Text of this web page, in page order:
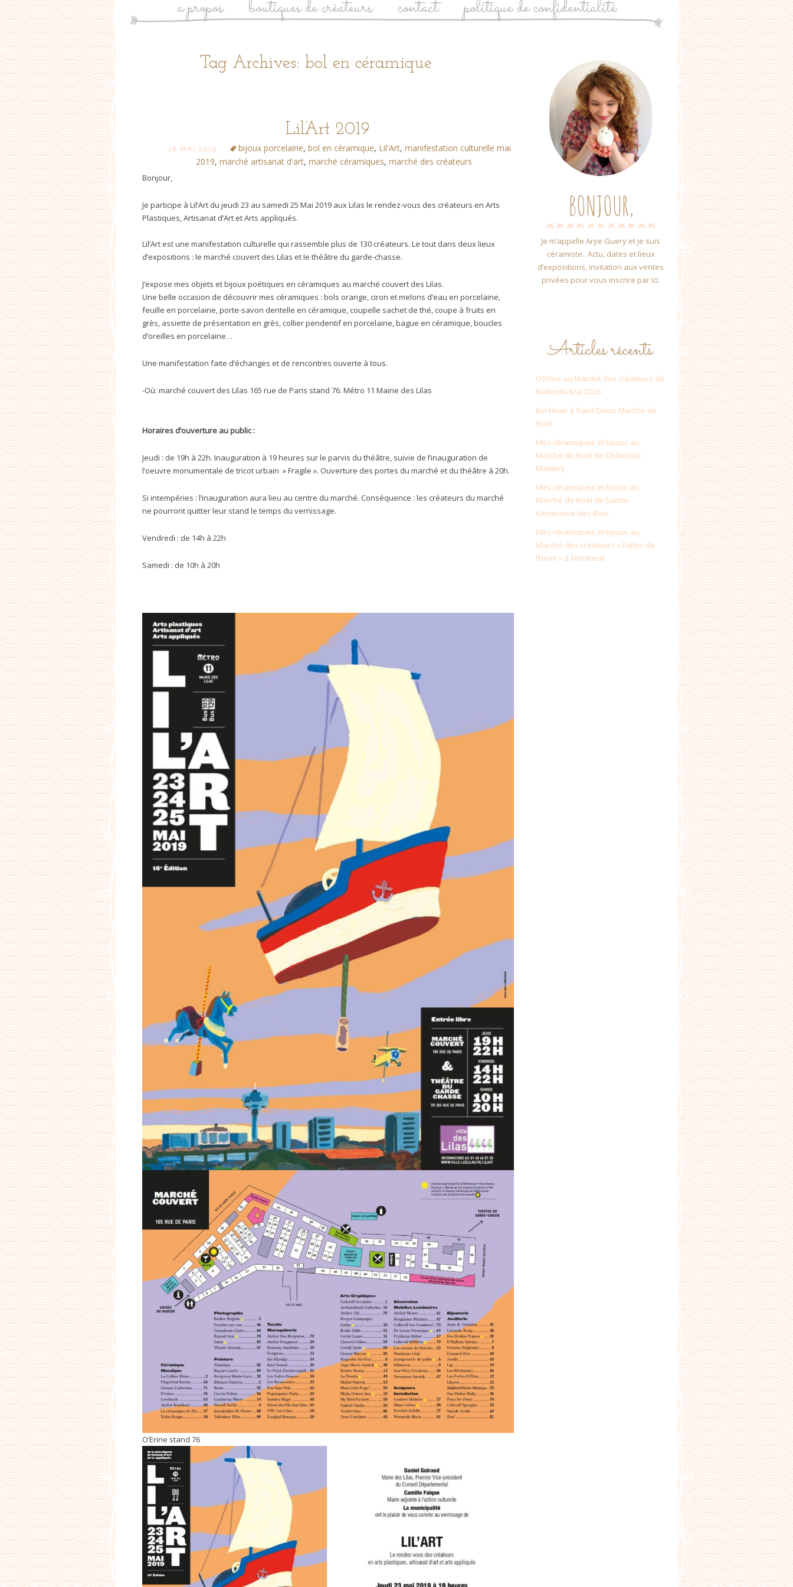
a propos boutiques de créateurs contact politique de confidentialité
Tag Archives: bol en céramique
Lil’Art 2019
18 MAI 2019 bijoux porcelaine, bol en céramique, Lil'Art, manifestation culturelle mai
2019, marché artisanat d'art, marché céramiques, marché des créateurs
Bonjour,
Je participe à Lil’Art du jeudi 23 au samedi 25 Mai 2019 aux Lilas le rendez-vous des créateurs en Arts
Plastiques, Artisanat d’Art et Arts appliqués.
Lil’Art est une manifestation culturelle qui rassemble plus de 130 créateurs. Le tout dans deux lieux
d’expositions : le marché couvert des Lilas et le théâtre du garde-chasse.
J’expose mes objets et bijoux poétiques en céramiques au marché couvert des Lilas.
Une belle occasion de découvrir mes céramiques : bols orange, ciron et melons d’eau en porcelaine,
feuille en porcelaine, porte-savon dentelle en céramique, coupelle sachet de thé, coupe à fruits en
grès, assiette de présentation en grès, collier pendentif en porcelaine, bague en céramique, boucles
d’oreilles en porcelaine…
Une manifestation faite d’échanges et de rencontres ouverte à tous.
-Où: marché couvert des Lilas 165 rue de Paris stand 76. Métro 11 Mairie des Lilas
Horaires d’ouverture au public :
Jeudi : de 19h à 22h. Inauguration à 19 heures sur le parvis du théâtre, suivie de l’inauguration de
l’oeuvre monumentale de tricot urbain » Fragile ». Ouverture des portes du marché et du théâtre à 20h.
Si intempéries : l’inauguration aura lieu au centre du marché. Conséquence : les créateurs du marché
ne pourront quitter leur stand le temps du vernissage.
Vendredi : de 14h à 22h
Samedi : de 10h à 20h
O’Erine stand 76
BONJOUR,
Je m’appelle Arye Guery et je suis
céramiste. Actu, dates et lieux
d’expositions, invitation aux ventes
privées pour vous inscrire par ici.
Articles récents
O’Erine au Marché des créateurs de
Belleville Mai 2026
Bel Hiver à Saint Denis Marché de
Noël
Mes céramiques et bijoux au
Marché de Noël de Châtenay-
Malabry
Mes céramiques et bijoux au
Marché de Noël de Sainte-
Genevieve-des-Bois
Mes céramiques et bijoux au
Marché des créateurs « Faîtes de
l’hiver » à Montreuil